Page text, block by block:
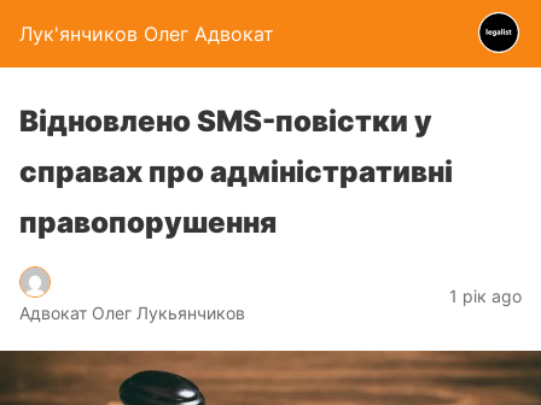
Лук'янчиков Олег Адвокат
Відновлено SMS-повістки у
справах про адміністративні
правопорушення
Адвокат Олег Лукьянчиков
1 рік ago